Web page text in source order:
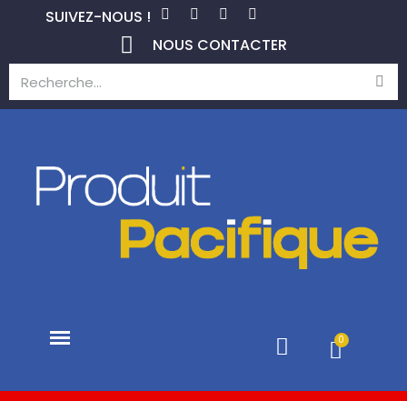
SUIVEZ-NOUS !
NOUS CONTACTER